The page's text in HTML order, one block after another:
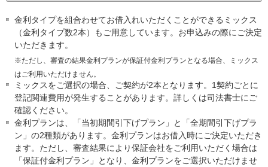
金利タイプを組合わせてお借入れいただくことができるミックス
（金利タイプ数2本）もご用意しています。お申込みの際にご決定
いただきます。
※ただし、審査の結果金利プランが保証付金利プランとなる場合、ミックス
はご利用いただけません。
ミックスをご選択の場合、ご契約が2本となります。1契約ごとに
登記関連費用が発生することがあります。詳しくは司法書士にご
確認ください。
金利プランは、「当初期間引下げプラン」と「全期間引下げプラ
ン」の2種類があります。金利プランはお借入時にご決定いただき
ます。ただし、審査結果により保証会社をご利用いただく場合は
「保証付金利プラン」となり、金利プランをご選択いただけませ